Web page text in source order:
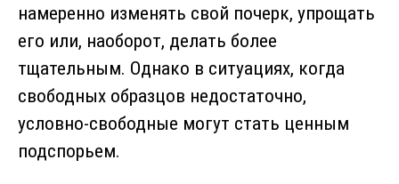
намеренно изменять свой почерк, упрощать
его или, наоборот, делать более
тщательным. Однако в ситуациях, когда
свободных образцов недостаточно,
условно-свободные могут стать ценным
подспорьем.